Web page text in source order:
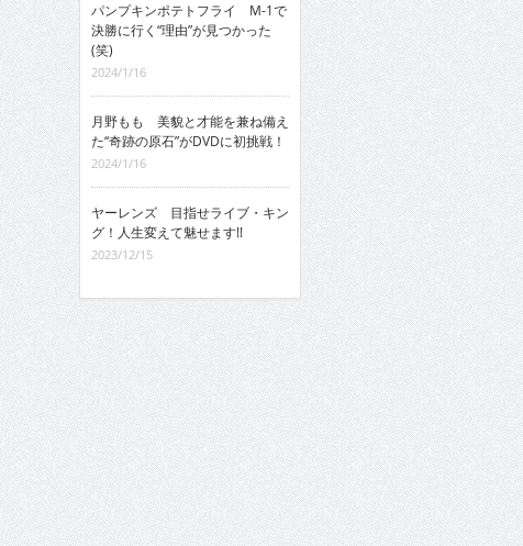
パンプキンポテトフライ M-1で
決勝に行く“理由”が見つかった
(笑)
2024/1/16
月野もも 美貌と才能を兼ね備え
た“奇跡の原石”がDVDに初挑戦！
2024/1/16
ヤーレンズ 目指せライブ・キン
グ！人生変えて魅せます!!
2023/12/15